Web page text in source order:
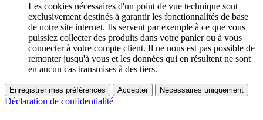
Les cookies nécessaires d'un point de vue technique sont
exclusivement destinés à garantir les fonctionnalités de base
de notre site internet. Ils servent par exemple à ce que vous
puissiez collecter des produits dans votre panier ou à vous
connecter à votre compte client. Il ne nous est pas possible de
remonter jusqu'à vous et les données qui en résultent ne sont
en aucun cas transmises à des tiers.
Enregistrer mes préférences Accepter Nécessaires uniquement
Déclaration de confidentialité